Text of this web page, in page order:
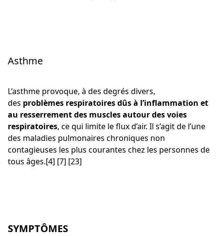
Asthme
L’asthme provoque, à des degrés divers,
des problèmes respiratoires dûs à l’inflammation et
au resserrement des muscles autour des voies
respiratoires, ce qui limite le flux d’air. Il s’agit de l’une
des maladies pulmonaires chroniques non
contagieuses les plus courantes chez les personnes de
tous âges.[4] [7] [23]
SYMPTÔMES